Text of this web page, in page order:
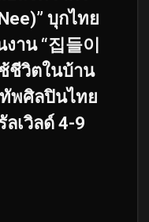
บุกไทย
าน “집들이
ช้ชีวิตในบ้าน
พศิลปินไทย
เวิลด์ 4-9